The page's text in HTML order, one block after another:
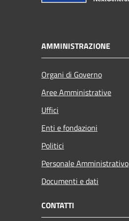
AMMINISTRAZIONE
Organi di Governo
Aree Amministrative
Uffici
Enti e fondazioni
Politici
Personale Amministrativo
Documenti e dati
CONTATTI